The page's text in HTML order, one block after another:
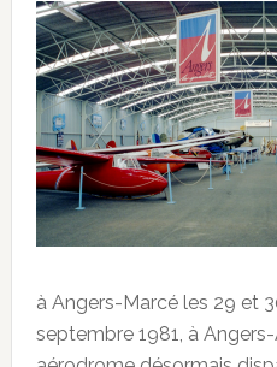
à Angers-Marcé les 29 et
septembre 1981, à